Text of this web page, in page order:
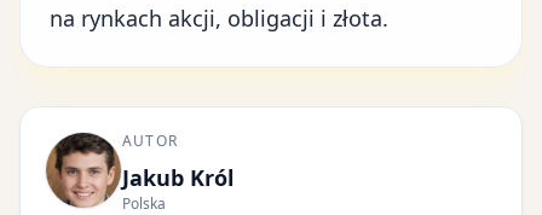
na rynkach akcji, obligacji i złota.
AUTOR
Jakub Król
Polska